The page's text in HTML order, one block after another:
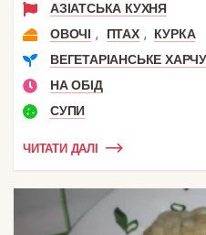
АЗІАТСЬКА КУХНЯ
ОВОЧІ , ПТАХ ,
КУРКА
ВЕГЕТАРІАНСЬКЕ
НА ОБІД
СУПИ
ЧИТАТИ ДАЛІ